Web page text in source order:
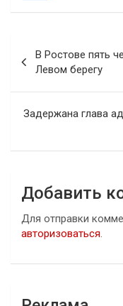
по
записям
В Ростове пять
Левом берегу
Задержана глава
Добавить
Для отправки
авторизоваться.